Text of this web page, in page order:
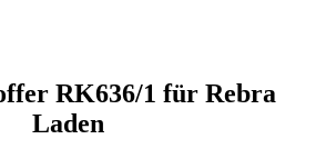
RK636/1 für Rebra
Laden